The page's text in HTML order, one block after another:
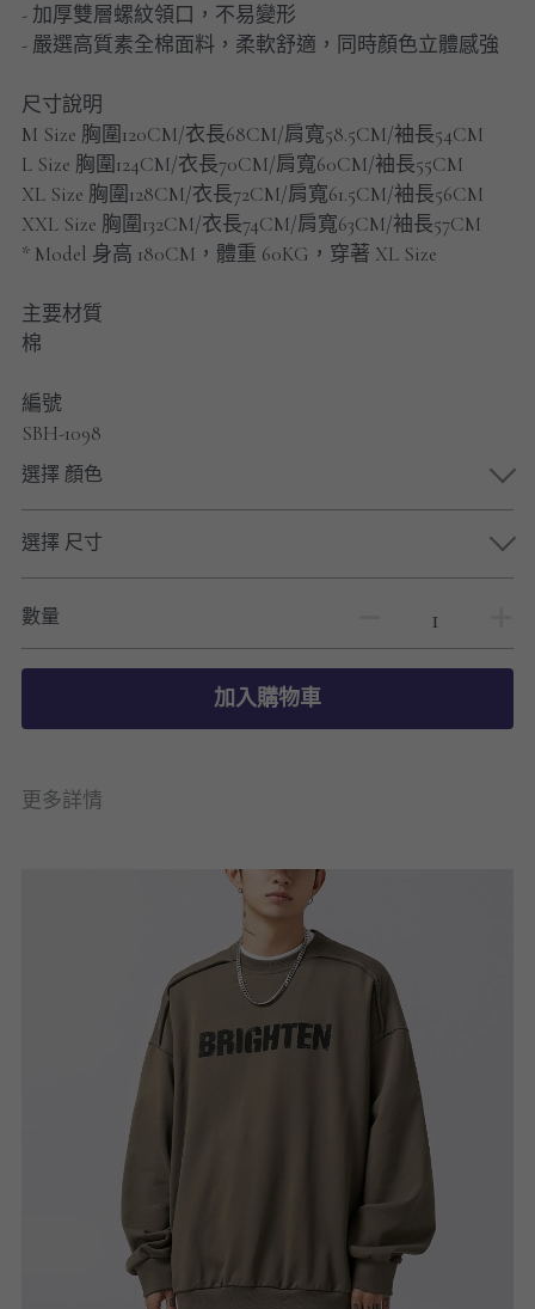
- 加厚雙層螺紋領口，不易變形
- 嚴選高質素全棉面料，柔軟舒適，同時顏色立體感強
尺寸說明
M Size 胸圍120CM/衣長68CM/肩寬58.5CM/袖長54CM
L Size 胸圍124CM/衣長70CM/肩寬60CM/袖長55CM
XL Size 胸圍128CM/衣長72CM/肩寬61.5CM/袖長56CM
XXL Size 胸圍132CM/衣長74CM/肩寬63CM/袖長57CM
* Model 身高 180CM，體重 60KG，穿著 XL Size
主要材質
棉
編號
SBH-1098
選擇 顏色
選擇 尺寸
數量
加入購物車
更多詳情
NEW ARRIVALS
男士短褲
男裝九分褲
男裝外套
男裝短袖 T-SHIRT
男士長袖恤衫
男士短袖恤衫